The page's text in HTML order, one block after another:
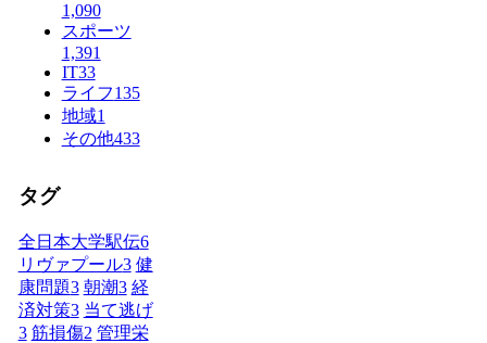
1,090
スポーツ
1,391
IT33
ライフ135
地域1
その他433
タグ
全日本大学駅伝6
リヴァプール3 健
康問題3 朝潮3 経
済対策3 当て逃げ
3 筋損傷2 管理栄